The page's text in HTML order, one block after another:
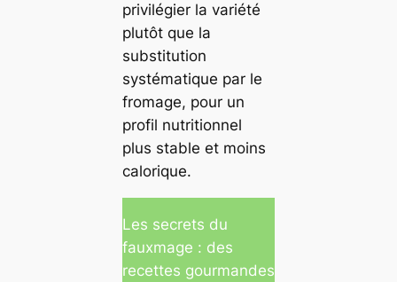
privilégier la variété
plutôt que la
substitution
systématique par le
fromage, pour un
profil nutritionnel
plus stable et moins
calorique.
Les secrets du
fauxmage : des
recettes gourmandes